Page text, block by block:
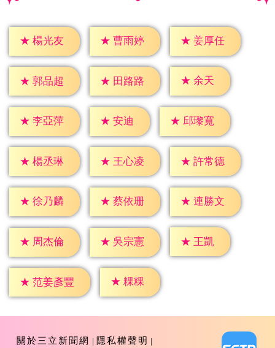
★ 楊光友 ★ 曹雨婷 ★ 姜厚任
★ 郭品超 ★ 田路路 ★ 余天
★ 李亞萍 ★ 安迪 ★ 邱瓈寬
★ 楊丞琳 ★ 王心凌 ★ 許常德
★ 徐乃麟 ★ 蔡依珊 ★ 連勝文
★ 周杰倫 ★ 吳宗憲 ★ 王凱
★ 范姜彥豐 ★ 粿粿
關於三立新聞網 隱私權聲明